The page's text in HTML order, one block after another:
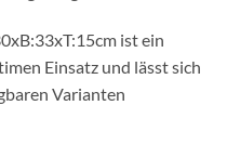
ist ein
Einsatz und lässt sich
Varianten